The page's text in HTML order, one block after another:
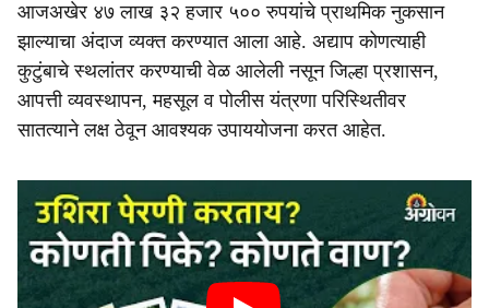
आजअखेर ४७ लाख ३२ हजार ५०० रुपयांचे प्राथमिक नुकसान
झाल्याचा अंदाज व्यक्त करण्यात आला आहे. अद्याप कोणत्याही
कुटुंबाचे स्थलांतर करण्याची वेळ आलेली नसून जिल्हा प्रशासन,
आपत्ती व्यवस्थापन, महसूल व पोलीस यंत्रणा परिस्थितीवर
सातत्याने लक्ष ठेवून आवश्यक उपाययोजना करत आहेत.